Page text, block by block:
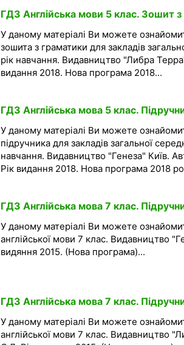
ГДЗ Англійська мови 5 клас.
У даному матеріалі Ви можете
зошита з граматики для закладів
рік навчання. Видавництво "Либра
видання 2018. Нова програма 2018...
ГДЗ Англійська мова 5 клас.
У даному матеріалі Ви можете
підручника для закладів загальної
навчання. Видавництво "Генеза" Київ.
Рік видання 2018. Нова програма 2018
ГДЗ Англійська мова 7 клас.
У даному матеріалі Ви можете
англійської мови 7 клас. Видавництво
видяння 2015. (Нова програма)...
ГДЗ Англійська мова 7 клас.
У даному матеріалі Ви можете
англійської мови 7 клас. Видавництво